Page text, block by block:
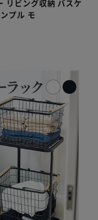
リビング収納 バスケ
プル モ